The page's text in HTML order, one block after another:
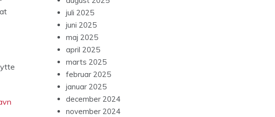
juli 2025
juni 2025
maj 2025
april 2025
marts 2025
februar 2025
januar 2025
december 2024
november 2024